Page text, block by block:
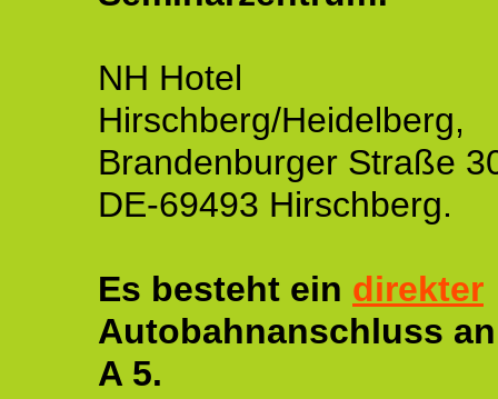
NH Hotel
Hirschberg/Heidelberg,
Brandenburger Straße
DE-69493 Hirschberg.
Es besteht ein direkter
Autobahnanschluss
A 5.